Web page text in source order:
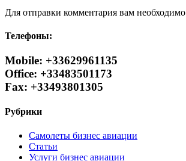
Для отправки комментария вам необходимо
Телефоны:
Mobile: +33629961135
Office: +33483501173
Fax: +33493801305
Рубрики
Самолеты бизнес авиации
Статьи
Услуги бизнес авиации